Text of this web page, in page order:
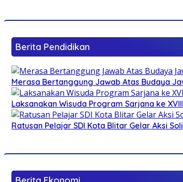
Berita Pendidikan
Merasa Bertanggung Jawab Atas Budaya
Laksanakan Wisuda Program Sarjana ke
Ratusan Pelajar SDI Kota Blitar Gelar Aksi